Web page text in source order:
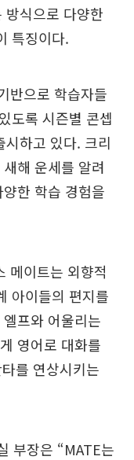
방식으로 다양한
특징이다.
반으로 학습자들
도록 시즌별 콘셉
하고 있다. 크리
해 운세를 알려
한 학습 경험을
메이트는 외향적
아이들의 편지를
프와 어울리는
영어로 대화를
를 연상시키는
부장은 “MATE는